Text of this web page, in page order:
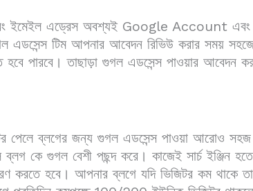
ইমেইল এড্রেস অবশ্যই Google Account
এডসেন্স টিম আপনার আবেদন রিভিউ করার সময়
হবে পারবে। তাছাড়া গুগল এডসেন্স পাওয়ার
পেলে ব্লগের জন্য গুগল এডসেন্স পাওয়া আরোও সহজ
কে গুগল বেশী পছন্দ করে। কাজেই সার্চ ইঞ্জিন
করতে হবে। আপনার ব্লগে যদি ভিজিটর কম থাকে